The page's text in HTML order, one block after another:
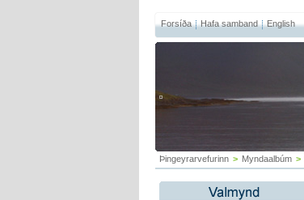
Forsíða Hafa samband English
Þingeyrarvefurinn > Myndaalbúm >